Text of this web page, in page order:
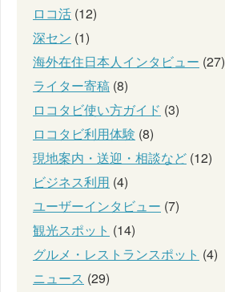
ロコ活 (12)
深セン (1)
海外在住日本人インタビュー (27)
ライター寄稿 (8)
ロコタビ使い方ガイド (3)
ロコタビ利用体験 (8)
現地案内・送迎・相談など (12)
ビジネス利用 (4)
ユーザーインタビュー (7)
観光スポット (14)
グルメ・レストランスポット (4)
ニュース (29)